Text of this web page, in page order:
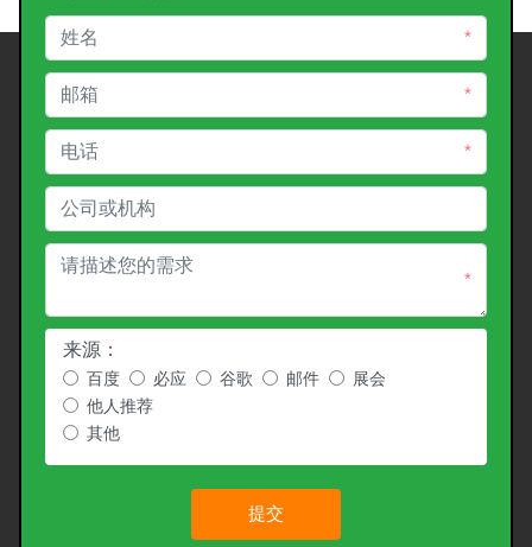
*
*
*
*
来源：
百度 必应 谷歌 邮件
展会
他人推荐
其他
提交